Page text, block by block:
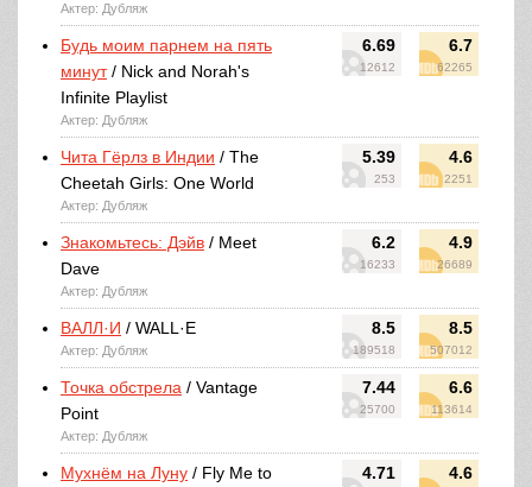
Актер: Дубляж
6.69
12612
6.7
62265
Будь моим парнем на пять
минут/ Nick and Norah's
Infinite Playlist
Актер: Дубляж
5.39
253
4.6
2251
Чита Гёрлз в Индии / The
Cheetah Girls: One World
Актер: Дубляж
6.2
16233
4.9
26689
Знакомьтесь: Дэйв / Meet
Dave
Актер: Дубляж
8.5
189518
8.5
507012
ВАЛЛ·И / WALL·E
Актер: Дубляж
7.44
25700
6.6
113614
Точка обстрела / Vantage
Point
Актер: Дубляж
4.71 4.6
Мухнём на Луну / Fly Me to